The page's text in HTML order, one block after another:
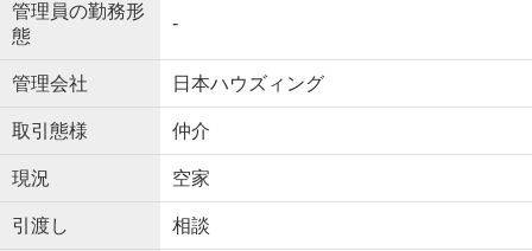
管理員の勤務形
態
-
管理会社 日本ハウズィング
取引態様 仲介
現況 空家
引渡し 相談